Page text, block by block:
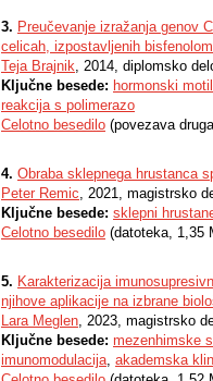
3. Preučevanje izražanja genov
celicah, izpostavljenih
Teja Brajnik, 2014, diplomsko
Ključne besede: hormonski
reakcija s polimerazo
Celotno besedilo (povezava
4. Obraba sklepnega hrustanca
Peter Remic, 2021, magistrsko
Ključne besede: sklepni
Celotno besedilo (datoteka, 1,35
5. Karakterizacija
njihove aplikacije na izbrane
Lara Meglen, 2023, magistrsko
Ključne besede: mezenhimske
imunomodulacija, akademska